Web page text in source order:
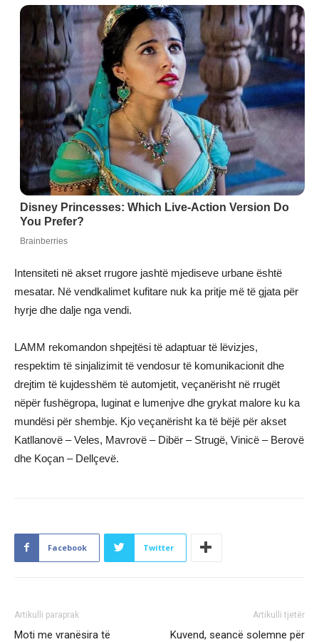
Intensiteti në akset rrugore jashtë mjediseve urbane është
mesatar. Në vendkalimet kufitare nuk ka pritje më të gjata për
hyrje dhe dalje nga vendi.
LAMM rekomandon shpejtësi të adaptuar të lëvizjes,
respektim të sinjalizimit të vendosur të komunikacionit dhe
drejtim të kujdesshëm të automjetit, veçanërisht në rrugët
nëpër fushëgropa, luginat e lumenjve dhe grykat malore ku ka
mundësi për shembje. Kjo veçanërisht ka të bëjë për akset
Katllanovë – Veles, Mavrovë – Dibër – Strugë, Vinicë – Berovë
dhe Koçan – Dellçevë.
Facebook Twitter
Artikulli paraprak
Moti me vranësira të
Artikulli tjetër
Kuvend, seancë solemne për